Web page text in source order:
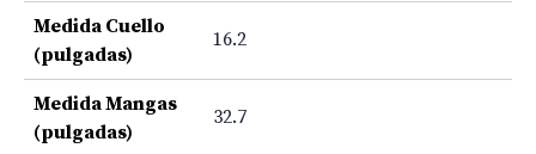
Medida Cuello
(pulgadas)
16.2
Medida Mangas
(pulgadas)
32.7